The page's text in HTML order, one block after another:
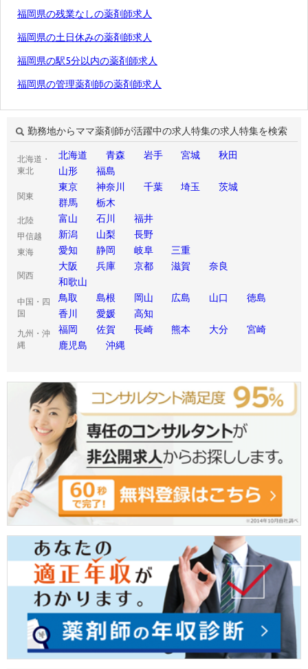
福岡県の残業なしの薬剤師求人
福岡県の土日休みの薬剤師求人
福岡県の駅5分以内の薬剤師求人
福岡県の管理薬剤師の薬剤師求人
勤務地からママ薬剤師が活躍中の求人特集の求人特集を検索
北海道・
東北
北海道 青森 岩手 宮城
秋田
山形
福島
関東
東京 神奈川 千葉 埼玉
茨城
群馬
栃木
北陸 富山 石川 福井
甲信越 新潟 山梨 長野
東海 愛知 静岡 岐阜 三重
関西
大阪 兵庫 京都 滋賀
奈良
和歌山
中国・四
国
鳥取 島根 岡山 広島 山口
徳島
香川
愛媛 高知
九州・沖
縄
福岡 佐賀 長崎 熊本 大分
宮崎
鹿児島
沖縄